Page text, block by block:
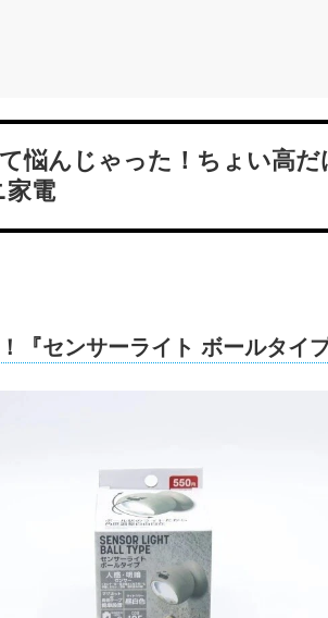
悩んじゃった！ちょい高
電
『センサーライト ボールタイプ